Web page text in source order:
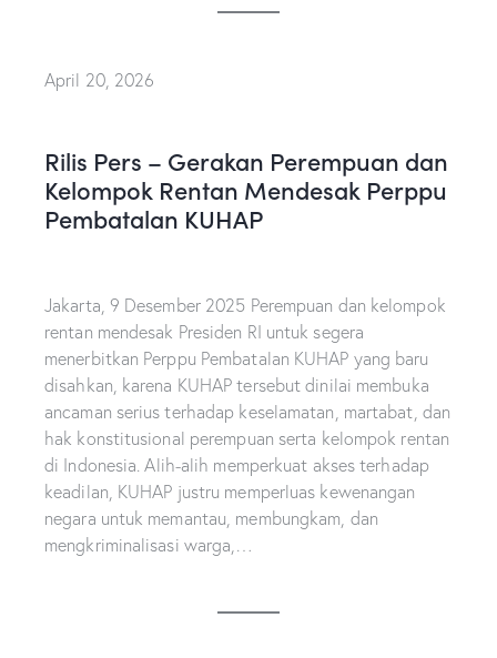
April 20, 2026
Rilis Pers – Gerakan Perempuan dan
Kelompok Rentan Mendesak Perppu
Pembatalan KUHAP
Jakarta, 9 Desember 2025 Perempuan dan kelompok
rentan mendesak Presiden RI untuk segera
menerbitkan Perppu Pembatalan KUHAP yang baru
disahkan, karena KUHAP tersebut dinilai membuka
ancaman serius terhadap keselamatan, martabat, dan
hak konstitusional perempuan serta kelompok rentan
di Indonesia. Alih-alih memperkuat akses terhadap
keadilan, KUHAP justru memperluas kewenangan
negara untuk memantau, membungkam, dan
mengkriminalisasi warga,…